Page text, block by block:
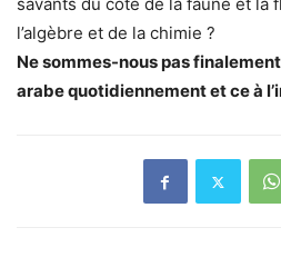
l’algèbre et de la chimie ?
Ne sommes-nous pas
arabe quotidiennement et ce à